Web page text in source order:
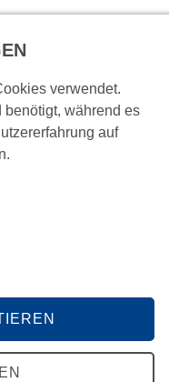
News
verwendet.
während es
auf